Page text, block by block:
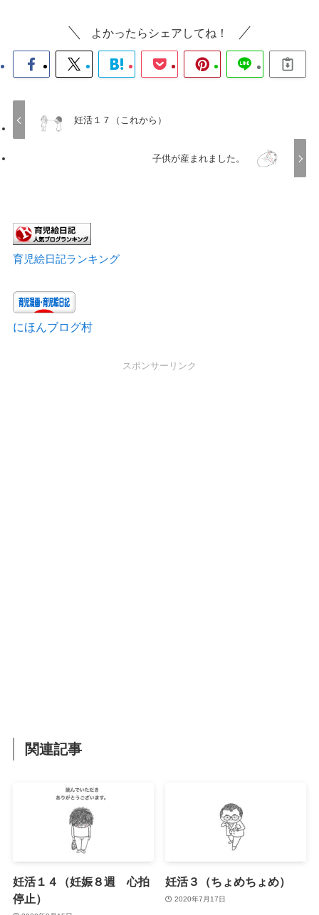
よかったらシェアしてね！
妊活１７（これから）
子供が産まれました。
育児絵日記ランキング
にほんブログ村
スポンサーリンク
関連記事
妊活１４（妊娠８週 心拍
停止）
妊活３（ちょめちょめ）
2020年7月17日